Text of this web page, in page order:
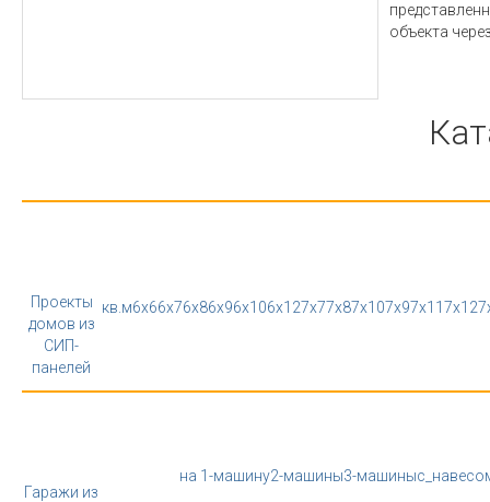
объекта
Проекты
домов из
СИП-
панелей
кв.м6x66x76x86x96x106x127x77x87x107x97x11 7x12
Гаражи из
на 1-машину2-машины3-машины